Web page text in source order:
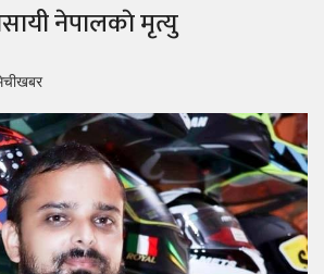
नेपालकाे मृत्यु